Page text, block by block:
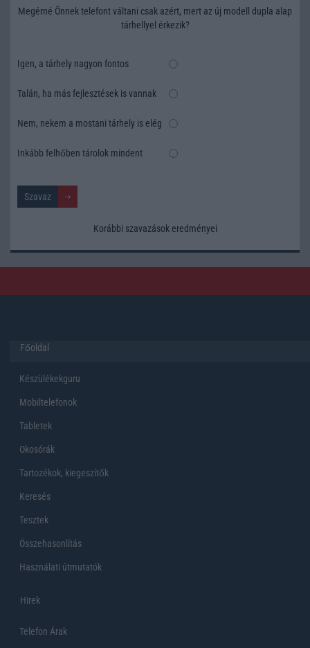
Megérné Önnek telefont váltani csak azért, mert az új modell dupla alap
tárhellyel érkezik?
Igen, a tárhely nagyon fontos
Talán, ha más fejlesztések is vannak
Nem, nekem a mostani tárhely is elég
Inkább felhőben tárolok mindent
Korábbi szavazások eredményei
Főoldal
Készülékekguru
Mobiltelefonok
Tabletek
Okosórák
Tartozékok, kiegeszítők
Keresés
Tesztek
Összehasonlítás
Használati útmutatók
Hirek
Telefon Árak